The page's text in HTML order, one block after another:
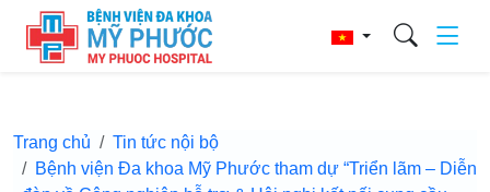
Trang chủ
Tin tức nội bộ
Bệnh viện Đa khoa Mỹ Phước tham dự “Triển lãm – Diễn